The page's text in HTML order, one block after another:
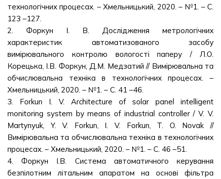
технологічних процесах. – Хмельницький, 2020. – №1. – С.
123 –127.
2. Форкун І. В. Дослідження метрологічних
характеристик автоматизованого засобу
вимірювального контролю вологості паперу / Л.О.
Корецька, І.В. Форкун, Д.М. Медзатий // Вимірювальна та
обчислювальна техніка в технологічних процесах. –
Хмельницький, 2020. – №1. – С. 41 –46.
3. Forkun I. V. Architecture of solar panel intelligent
monitoring system by means of industrial controller / V. V.
Martynyuk, Y. V. Forkun, I. V. Forkun, T. O. Novak //
Вимірювальна та обчислювальна техніка в технологічних
процесах. – Хмельницький, 2020. – №1. – С. 46 –51.
4. Форкун І.В. Система автоматичного керування
безпілотним літальним апаратом на основі фільтра